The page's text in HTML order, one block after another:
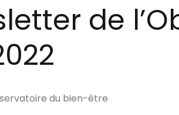
de
du bien-être